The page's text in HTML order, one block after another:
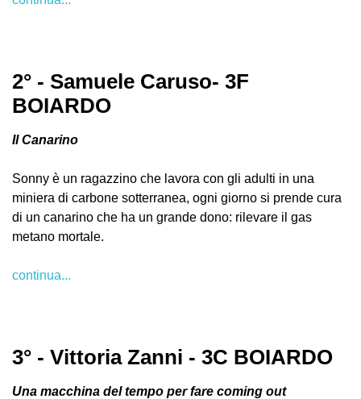
2° - Samuele Caruso- 3F
BOIARDO
Il Canarino
Sonny è un ragazzino che lavora con gli adulti in una
miniera di carbone sotterranea, ogni giorno si prende cura
di un canarino che ha un grande dono: rilevare il gas
metano mortale.
continua...
3° - Vittoria Zanni - 3C BOIARDO
Una macchina del tempo per fare coming out